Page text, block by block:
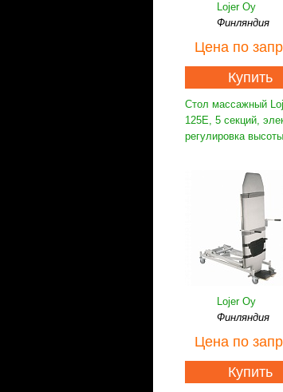
Lojer Oy
Финляндия
Цена по
Купить
Стол массажный
125E, 5 секций,
регулировка
Lojer Oy
Финляндия
Цена по
Купить